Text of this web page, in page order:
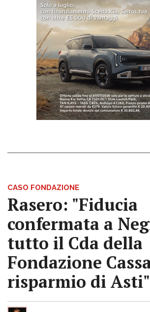
CASO FONDAZIONE
Rasero: "Fiducia
confermata a
tutto il Cda della
Fondazione
risparmio di Asti"